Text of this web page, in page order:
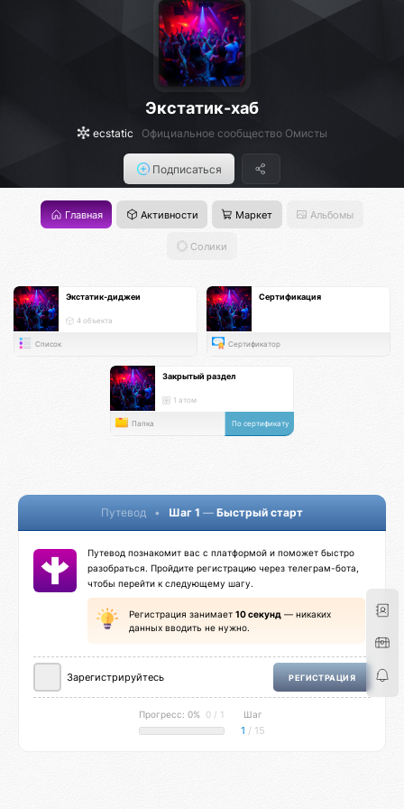
Экстатик-хаб
ecstatic Официальное сообщество Омисты
Подписаться
Главная Активности Маркет Альбомы
Солики
Экстатик-диджеи
4 объекта
Список
Сертификация
Сертификатор
Закрытый раздел
1 атом
Папка По сертификату
Путевод • Шаг 1 — Быстрый старт
Путевод познакомит вас с платформой и поможет быстро
разобраться. Пройдите регистрацию через телеграм-бота,
чтобы перейти к следующему шагу.
Регистрация занимает 10 секунд — никаких
данных вводить не нужно.
Зарегистрируйтесь РЕГИСТРАЦИЯ
Прогресс: 0% 0 / 1 Шаг
1 / 15